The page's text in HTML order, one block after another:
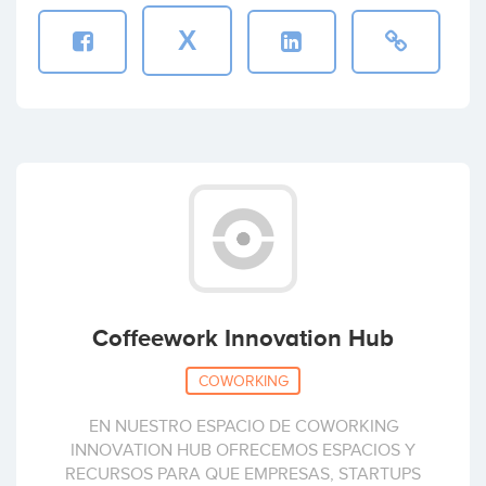
X
Coffeework Innovation Hub
COWORKING
EN NUESTRO ESPACIO DE COWORKING
INNOVATION HUB OFRECEMOS ESPACIOS Y
RECURSOS PARA QUE EMPRESAS, STARTUPS